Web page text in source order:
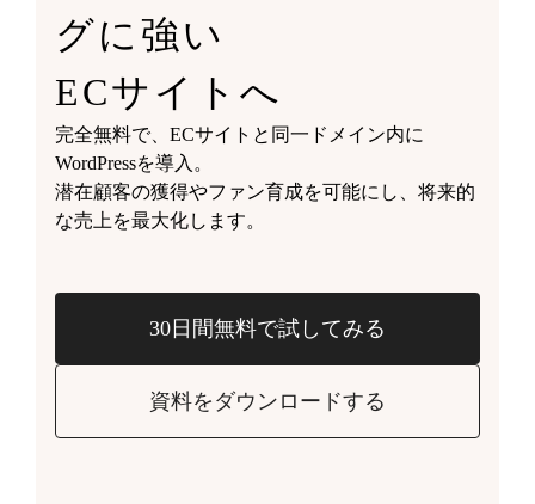
グに強い
ECサイトへ
完全無料で、ECサイトと同一ドメイン内に
WordPressを導入。
潜在顧客の獲得やファン育成を可能にし、将来的
な売上を最大化します。
30日間無料で試してみる
資料をダウンロードする